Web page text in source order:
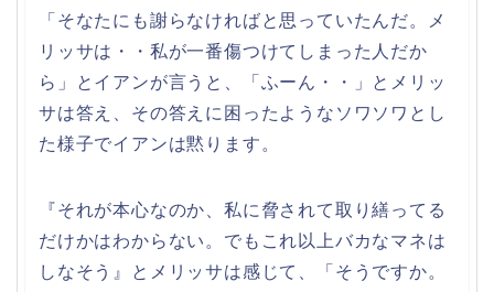
「そなたにも謝らなければと思っていたんだ。メ
リッサは・・私が一番傷つけてしまった人だか
ら」とイアンが言うと、「ふーん・・」とメリッ
サは答え、その答えに困ったようなソワソワとし
た様子でイアンは黙ります。
『それが本心なのか、私に脅されて取り繕ってる
だけかはわからない。でもこれ以上バカなマネは
しなそう』とメリッサは感じて、「そうですか。